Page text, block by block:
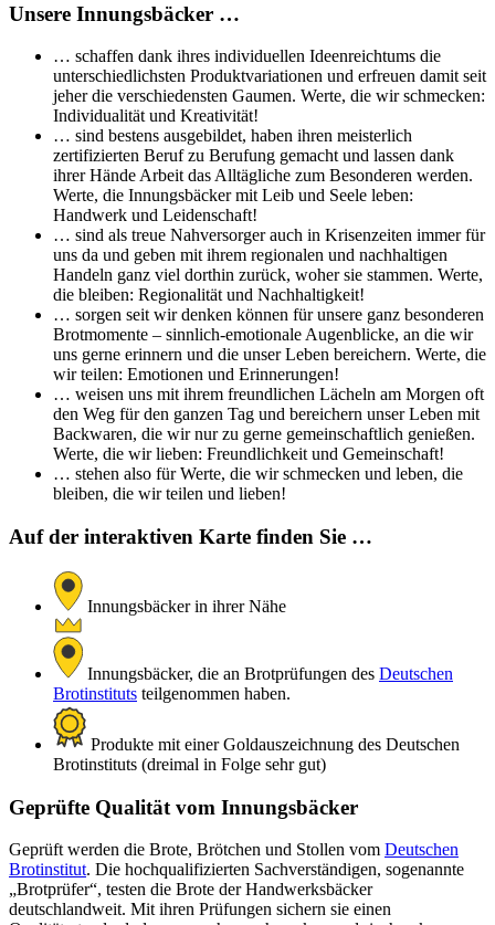
Unsere Innungsbäcker …
… schaffen dank ihres individuellen Ideenreichtums die
unterschiedlichsten Produktvariationen und erfreuen damit seit
jeher die verschiedensten Gaumen. Werte, die wir schmecken:
Individualität und Kreativität!
… sind bestens ausgebildet, haben ihren meisterlich
zertifizierten Beruf zu Berufung gemacht und lassen dank
ihrer Hände Arbeit das Alltägliche zum Besonderen werden.
Werte, die Innungsbäcker mit Leib und Seele leben:
Handwerk und Leidenschaft!
… sind als treue Nahversorger auch in Krisenzeiten immer für
uns da und geben mit ihrem regionalen und nachhaltigen
Handeln ganz viel dorthin zurück, woher sie stammen. Werte,
die bleiben: Regionalität und Nachhaltigkeit!
… sorgen seit wir denken können für unsere ganz besonderen
Brotmomente – sinnlich-emotionale Augenblicke, an die wir
uns gerne erinnern und die unser Leben bereichern. Werte, die
wir teilen: Emotionen und Erinnerungen!
… weisen uns mit ihrem freundlichen Lächeln am Morgen oft
den Weg für den ganzen Tag und bereichern unser Leben mit
Backwaren, die wir nur zu gerne gemeinschaftlich genießen.
Werte, die wir lieben: Freundlichkeit und Gemeinschaft!
… stehen also für Werte, die wir schmecken und leben, die
bleiben, die wir teilen und lieben!
Auf der interaktiven Karte finden Sie …
Innungsbäcker in ihrer Nähe
Innungsbäcker, die an Brotprüfungen des Deutschen
Brotinstituts teilgenommen haben.
Produkte mit einer Goldauszeichnung des Deutschen
Brotinstituts (dreimal in Folge sehr gut)
Geprüfte Qualität vom Innungsbäcker
Geprüft werden die Brote, Brötchen und Stollen vom Deutschen
Brotinstitut. Die hochqualifizierten Sachverständigen, sogenannte
„Brotprüfer“, testen die Brote der Handwerksbäcker
deutschlandweit. Mit ihren Prüfungen sichern sie einen